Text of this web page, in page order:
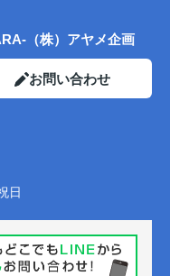
（株）アヤメ企画
お問い合わせ
日